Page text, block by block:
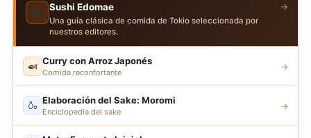
🍣 Sushi Edomae
Una guía clásica de comida de Tokio seleccionada por
nuestros editores.
→
🍛 Curry con Arroz Japonés
Comida reconfortante
→
🍶 Elaboración del Sake: Moromi
Enciclopedia del sake
→